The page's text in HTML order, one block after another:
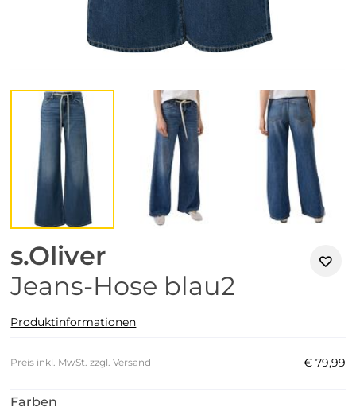
s.Oliver
Jeans-Hose blau2
Produktinformationen
Preis inkl. MwSt. zzgl. Versand € 79,99
Farben